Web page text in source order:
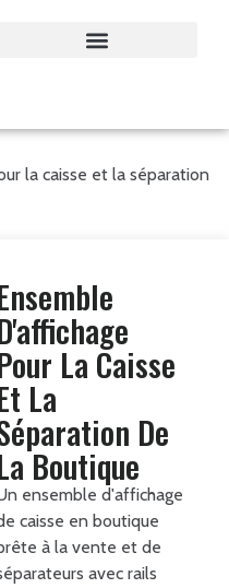
la caisse et la séparation
La Caisse
La
De
Boutique
ensemble d'affichage
caisse en boutique
à la vente et de
avec rails